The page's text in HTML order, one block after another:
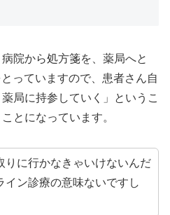
院から処方箋を、薬局へと
っていますので、患者さん自
局に持参していく」というこ
とになっています。
りに行かなきゃいけないんだ
イン診療の意味ないですし